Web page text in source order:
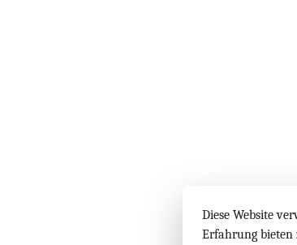
Diese Website
Erfahrung bieten